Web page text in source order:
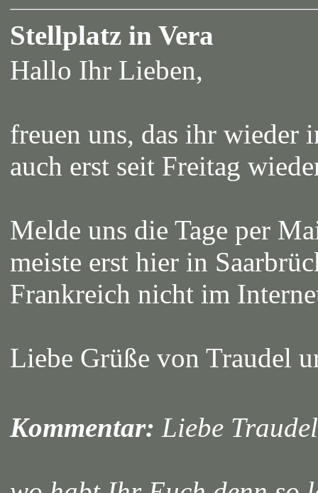
Stellplatz in Vera
Hallo Ihr Lieben,
freuen uns, das ihr wieder
auch erst seit Freitag
Melde uns die Tage per
meiste erst hier in
Frankreich nicht im
Liebe Grüße von Traudel
Kommentar: Liebe